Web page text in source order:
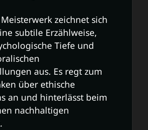
Meisterwerk zeichnet sich
subtile Erzählweise,
Tiefe und
aus. Es regt zum
über ethische
an und hinterlässt beim
nachhaltigen